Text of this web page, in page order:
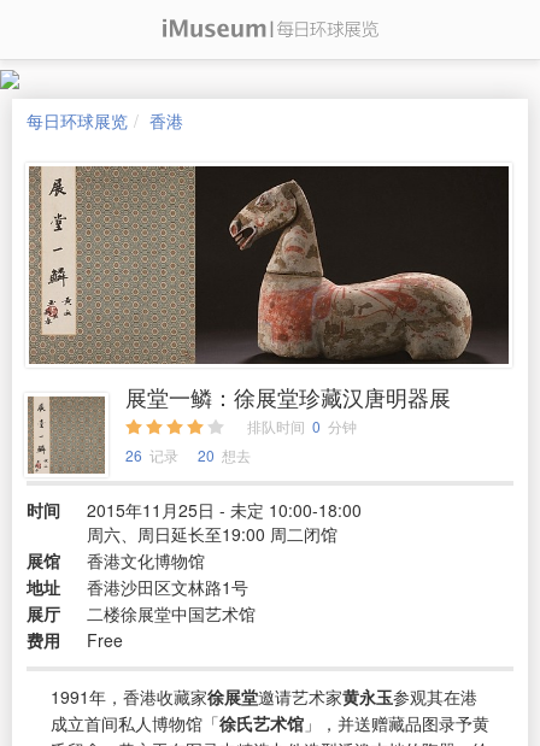
每日环球展览 香港
展堂一鳞：徐展堂珍藏汉唐明器展
排队时间 0 分钟
26 记录 20 想去
时间
2015年11月25日 - 未定 10:00-18:00
周六、周日延长至19:00 周二闭馆
展馆
香港文化博物馆
地址
香港沙田区文林路1号
展厅
二楼徐展堂中国艺术馆
费用
Free
1991年，香港收藏家徐展堂邀请艺术家黄永玉参观其在港
成立首间私人博物馆「徐氏艺术馆 」，并送赠藏品图录予黄